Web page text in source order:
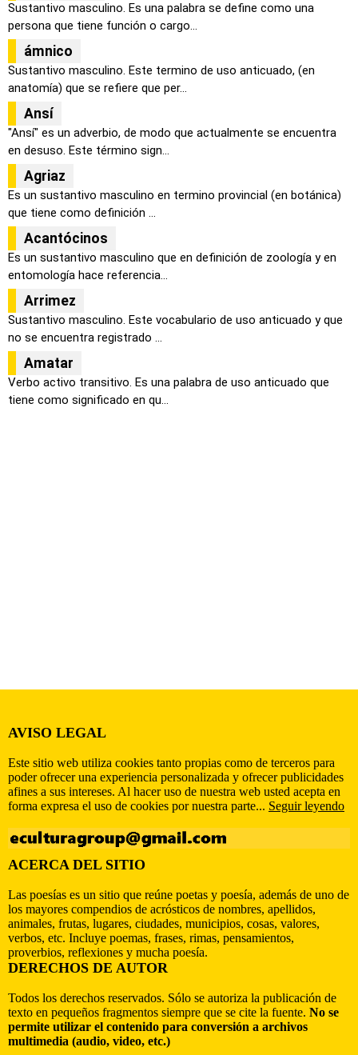
Sustantivo masculino. Es una palabra se define como una
persona que tiene función o cargo...
ámnico
Sustantivo masculino. Este termino de uso anticuado, (en
anatomía) que se refiere que per...
Ansí
"Ansí" es un adverbio, de modo que actualmente se encuentra
en desuso. Este término sign...
Agriaz
Es un sustantivo masculino en termino provincial (en botánica)
que tiene como definición ...
Acantócinos
Es un sustantivo masculino que en definición de zoología y en
entomología hace referencia...
Arrimez
Sustantivo masculino. Este vocabulario de uso anticuado y que
no se encuentra registrado ...
Amatar
Verbo activo transitivo. Es una palabra de uso anticuado que
tiene como significado en qu...
AVISO LEGAL
Este sitio web utiliza cookies tanto propias como de terceros para
poder ofrecer una experiencia personalizada y ofrecer publicidades
afines a sus intereses. Al hacer uso de nuestra web usted acepta en
forma expresa el uso de cookies por nuestra parte... Seguir leyendo
ACERCA DEL SITIO
Las poesías es un sitio que reúne poetas y poesía, además de uno de
los mayores compendios de acrósticos de nombres, apellidos,
animales, frutas, lugares, ciudades, municipios, cosas, valores,
verbos, etc. Incluye poemas, frases, rimas, pensamientos,
proverbios, reflexiones y mucha poesía.
DERECHOS DE AUTOR
Todos los derechos reservados. Sólo se autoriza la publicación de
texto en pequeños fragmentos siempre que se cite la fuente. No se
permite utilizar el contenido para conversión a archivos
multimedia (audio, video, etc.)